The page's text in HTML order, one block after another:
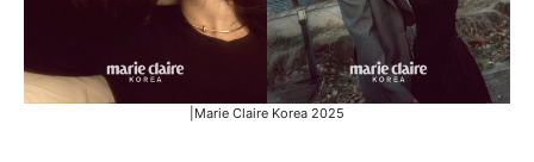
|Marie Claire Korea 2025